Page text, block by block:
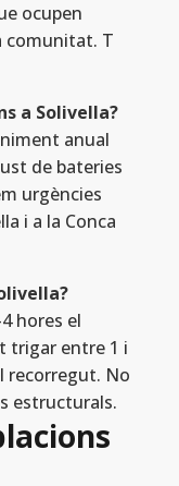
ocupen
comunitat. T
a Solivella?
anual
de bateries
urgències
i a la Conca
hores el
trigar entre 1 i
recorregut. No
estructurals.